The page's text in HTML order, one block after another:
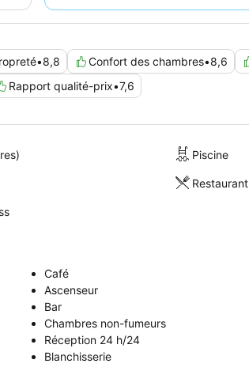
•8,8 Confort des chambres•8,6
Rapport qualité-prix•7,6
Piscine
Restaurant
Café
Ascenseur
Bar
Chambres non-fumeurs
Réception 24 h/24
Blanchisserie